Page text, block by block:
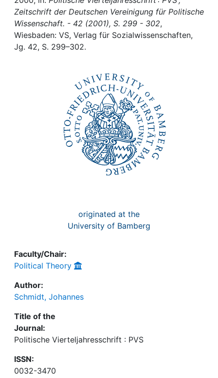
My FIS
Help
Zeitschrift der Deutschen Vereinigung für Politische
Wissenschaft. - 42 (2001), S. 299 - 302,
Wiesbaden: VS, Verlag für Sozialwissenschaften,
Jg. 42, S. 299–302.
originated at the
University of Bamberg
Faculty/Chair:
Political Theory
Author:
Schmidt, Johannes
Title of the
Journal:
Politische Vierteljahresschrift : PVS
ISSN:
0032-3470